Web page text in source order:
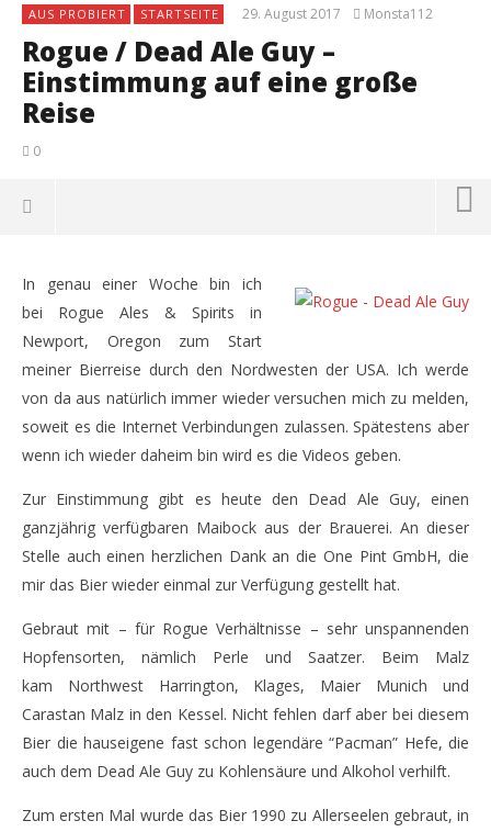
AUS PROBIERT STARTSEITE 29. August 2017 Monsta112
Rogue / Dead Ale Guy –
Einstimmung auf eine große
Reise
0
NOW VIEWING
Rogue / Dead Ale Guy – Einstimmung auf eine große
2017
Monsta112
In genau einer Woche bin ich
bei Rogue Ales & Spirits in
Newport, Oregon zum Start
meiner Bierreise durch den Nordwesten der USA. Ich werde
von da aus natürlich immer wieder versuchen mich zu melden,
soweit es die Internet Verbindungen zulassen. Spätestens aber
wenn ich wieder daheim bin wird es die Videos geben.
Zur Einstimmung gibt es heute den Dead Ale Guy, einen
ganzjährig verfügbaren Maibock aus der Brauerei. An dieser
Stelle auch einen herzlichen Dank an die One Pint GmbH, die
mir das Bier wieder einmal zur Verfügung gestellt hat.
Gebraut mit – für Rogue Verhältnisse – sehr unspannenden
Hopfensorten, nämlich Perle und Saatzer. Beim Malz
kam Northwest Harrington, Klages, Maier Munich und
Carastan Malz in den Kessel. Nicht fehlen darf aber bei diesem
Bier die hauseigene fast schon legendäre “Pacman” Hefe, die
auch dem Dead Ale Guy zu Kohlensäure und Alkohol verhilft.
Zum ersten Mal wurde das Bier 1990 zu Allerseelen gebraut, in